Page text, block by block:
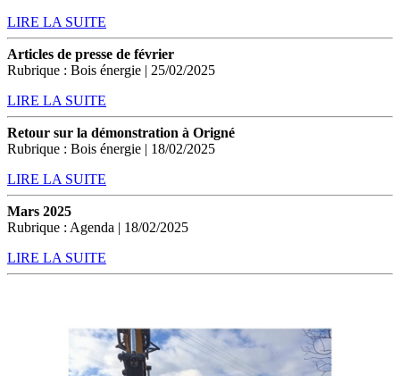
LIRE LA SUITE
Articles de presse de février
Rubrique : Bois énergie | 25/02/2025
LIRE LA SUITE
Retour sur la démonstration à Origné
Rubrique : Bois énergie | 18/02/2025
LIRE LA SUITE
Mars 2025
Rubrique : Agenda | 18/02/2025
LIRE LA SUITE